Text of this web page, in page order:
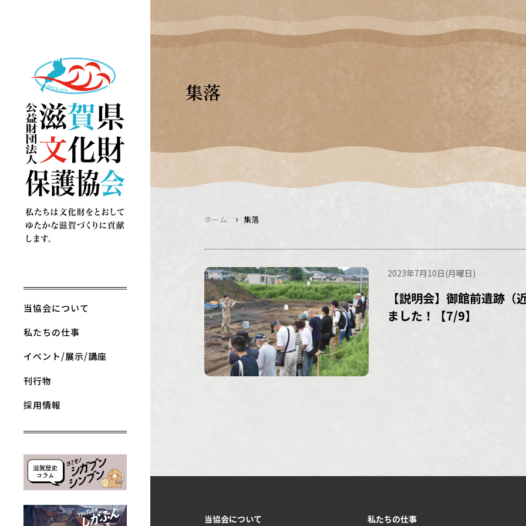
to
content
当協会について
私たちの仕事
イベント/展示/講座
刊行物
採用情報
集落
ホーム › 集落
2023年7月10日(月曜日)
【説明会】御館前遺跡
ました！【7/9】
当協会について 私たちの仕事